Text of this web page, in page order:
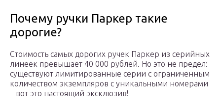
Почему ручки Паркер такие
дорогие?
Стоимость самых дорогих ручек Паркер из серийных
линеек превышает 40 000 рублей. Но это не предел:
существуют лимитированные серии с ограниченным
количеством экземпляров с уникальными номерами
– вот это настоящий эксклюзив!